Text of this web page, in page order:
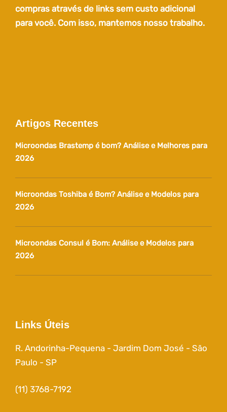
compras através de links sem custo adicional
para você. Com isso, mantemos nosso trabalho.
Artigos Recentes
Microondas Brastemp é bom? Análise e Melhores para
2026
Microondas Toshiba é Bom? Análise e Modelos para
2026
Microondas Consul é Bom: Análise e Modelos para
2026
Links Úteis
R. Andorinha-Pequena - Jardim Dom José - São
Paulo - SP
(11) 3768-7192